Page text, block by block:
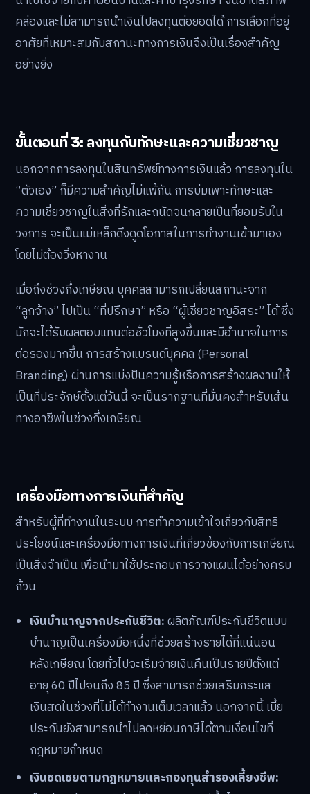
คล่องและไม่สามารถนำเงินไปลงทุนต่อยอดได้ การเลือกที่อยู่
อาศัยที่เหมาะสมกับสถานะทางการเงินจึงเป็นเรื่องสำคัญ
อย่างยิ่ง
ขั้นตอนที่ 3: ลงทุนกับทักษะและความเชี่ยวชาญ
นอกจากการลงทุนในสินทรัพย์ทางการเงินแล้ว การลงทุนใน
“ตัวเอง” ก็มีความสำคัญไม่แพ้กัน การบ่มเพาะทักษะและ
ความเชี่ยวชาญในสิ่งที่รักและถนัดจนกลายเป็นที่ยอมรับใน
วงการ จะเป็นแม่เหล็กดึงดูดโอกาสในการทำงานเข้ามาเอง
โดยไม่ต้องวิ่งหางาน
เมื่อถึงช่วงกึ่งเกษียณ บุคคลสามารถเปลี่ยนสถานะจาก
“ลูกจ้าง” ไปเป็น “ที่ปรึกษา” หรือ “ผู้เชี่ยวชาญอิสระ” ได้ ซึ่ง
มักจะได้รับผลตอบแทนต่อชั่วโมงที่สูงขึ้นและมีอำนาจในการ
ต่อรองมากขึ้น การสร้างแบรนด์บุคคล (Personal
Branding) ผ่านการแบ่งปันความรู้หรือการสร้างผลงานให้
เป็นที่ประจักษ์ตั้งแต่วันนี้ จะเป็นรากฐานที่มั่นคงสำหรับเส้น
ทางอาชีพในช่วงกึ่งเกษียณ
เครื่องมือทางการเงินที่สำคัญ
สำหรับผู้ที่ทำงานในระบบ การทำความเข้าใจเกี่ยวกับสิทธิ
ประโยชน์และเครื่องมือทางการเงินที่เกี่ยวข้องกับการเกษียณ
เป็นสิ่งจำเป็น เพื่อนำมาใช้ประกอบการวางแผนได้อย่างครบ
ถ้วน
เงินบำนาญจากประกันชีวิต:ผลิตภัณฑ์ประกันชีวิตแบบ
บำนาญเป็นเครื่องมือหนึ่งที่ช่วยสร้างรายได้ที่แน่นอน
หลังเกษียณ โดยทั่วไปจะเริ่มจ่ายเงินคืนเป็นรายปีตั้งแต่
อายุ 60 ปีไปจนถึง 85 ปี ซึ่งสามารถช่วยเสริมกระแส
เงินสดในช่วงที่ไม่ได้ทำงานเต็มเวลาแล้ว นอกจากนี้ เบี้ย
ประกันยังสามารถนำไปลดหย่อนภาษีได้ตามเงื่อนไขที่
กฎหมายกำหนด
เงินชดเชยตามกฎหมายและกองทุนสำรองเลี้ยงชีพ: